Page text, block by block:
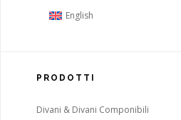
English
PRODOTTI
Divani & Divani Componibili